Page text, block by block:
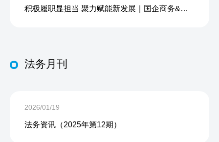
积极履职显担当 聚力赋能新发展｜国企商务&中企人力出席上海现代服务业联合会第五届会员大会第三次会议暨2026服务业高质量发展大会
法务月刊
2026/01/19
法务资讯（2025年第12期）